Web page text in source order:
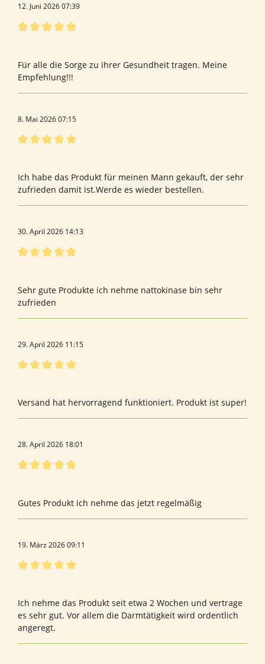
12. Juni 2026 07:39
Für alle die Sorge zu ihrer Gesundheit tragen. Meine
Empfehlung!!!
8. Mai 2026 07:15
Ich habe das Produkt für meinen Mann gekauft, der sehr
zufrieden damit ist.Werde es wieder bestellen.
30. April 2026 14:13
Sehr gute Produkte ich nehme nattokinase bin sehr
zufrieden
29. April 2026 11:15
Versand hat hervorragend funktioniert. Produkt ist super!
28. April 2026 18:01
Gutes Produkt ich nehme das jetzt regelmäßig
19. März 2026 09:11
Ich nehme das Produkt seit etwa 2 Wochen und vertrage
es sehr gut. Vor allem die Darmtätigkeit wird ordentlich
angeregt.